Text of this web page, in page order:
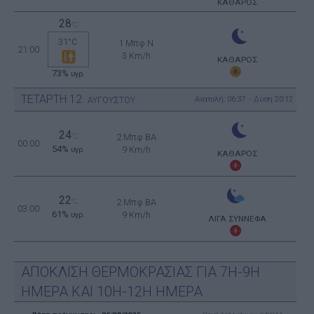
ΚΑΘΑΡΟΣ
21:00
28
31°C
73% υγρ.
1 Μπφ N
3 Km/h
ΚΑΘΑΡΟΣ
ΤΕΤΑΡΤΗ 12 ΑΥΓΟΥΣΤΟΥ Ανατολή: 06:37 - Δύση 20:12
00:00
24°C
54% υγρ.
2 Μπφ BA
9 Km/h
ΚΑΘΑΡΟΣ
03:00
22
61% υγρ.
2 Μπφ BA
9 Km/h
ΛΙΓΑ ΣΥΝΝΕΦΑ
ΑΠΟΚΛΙΣΗ ΘΕΡΜΟΚΡΑΣΙΑΣ ΓΙΑ 7Η-9Η
ΗΜΕΡΑ ΚΑΙ 10Η-12Η ΗΜΕΡΑ